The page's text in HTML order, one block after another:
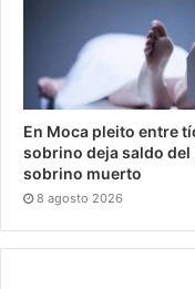
En Moca pleito entre
sobrino deja saldo del
sobrino muerto
8 agosto 2026